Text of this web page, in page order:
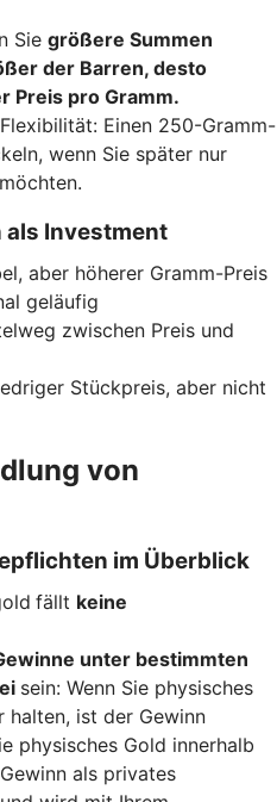
Sie größere Summen
der Barren, desto
Preis pro Gramm.
Einen 250-Gramm-
wenn Sie später nur
Investment
aber höherer Gramm-Preis
geläufig
zwischen Preis und
Stückpreis, aber nicht
von
im Überblick
fällt keine
unter bestimmten
sein: Wenn Sie physisches
halten, ist der Gewinn
physisches Gold innerhalb
als privates